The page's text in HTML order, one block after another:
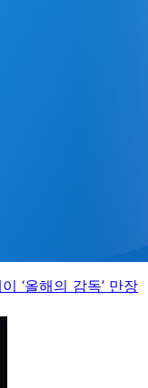
‘올해의 감독’ 만장